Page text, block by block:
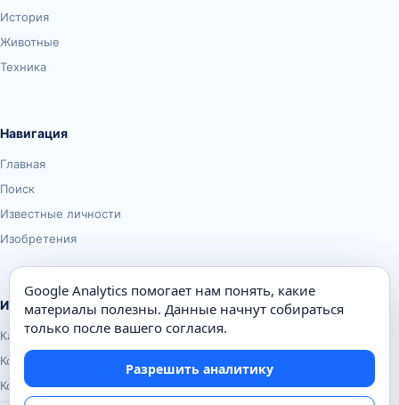
История
Животные
Техника
Навигация
Главная
Поиск
Известные личности
Изобретения
Информация
Карта сайта
Контакты
Конфиденциальность
Google Analytics помогает нам понять, какие
материалы полезны. Данные начнут собираться
только после вашего согласия.
Разрешить аналитику